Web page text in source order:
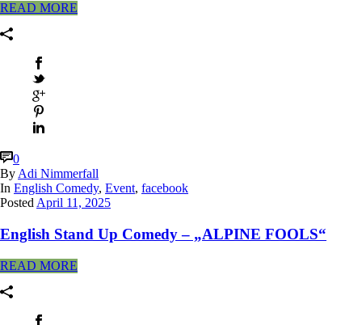
READ MORE
0
By Adi Nimmerfall
In English Comedy, Event, facebook
Posted April 11, 2025
English Stand Up Comedy – „ALPINE FOOLS“
READ MORE